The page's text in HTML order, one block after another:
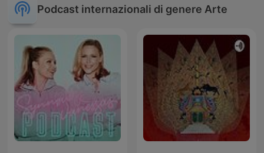
Podcast internazionali di genere Arte